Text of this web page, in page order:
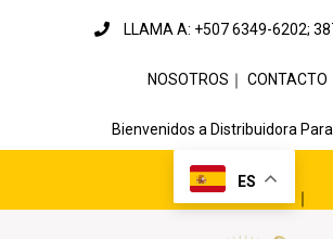
LLAMA A: +507 6349-6202;
NOSOTROS ｜ CONTACTO
Bienvenidos a Distribuidora
ES
｜